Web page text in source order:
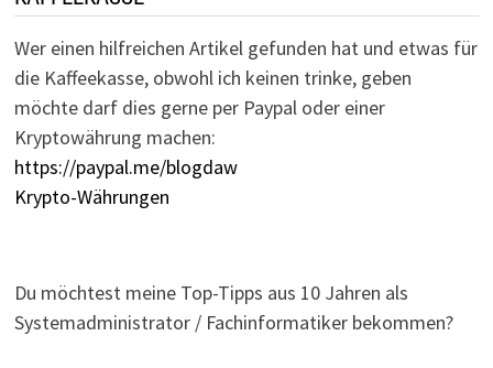
Wer einen hilfreichen Artikel gefunden hat und etwas für
die Kaffeekasse, obwohl ich keinen trinke, geben
möchte darf dies gerne per Paypal oder einer
Kryptowährung machen:
https://paypal.me/blogdaw
Krypto-Währungen
Du möchtest meine Top-Tipps aus 10 Jahren als
Systemadministrator / Fachinformatiker bekommen?